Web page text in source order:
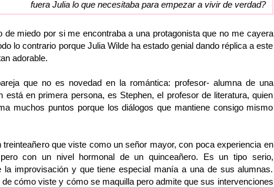
fuera Julia lo que necesitaba para empezar a vivir de verdad?
de miedo por si me encontraba a una protagonista que no me cayera
lo contrario porque Julia Wilde ha estado genial dando réplica a este
adorable.
que no es novedad en la romántica: profesor- alumna de una
está en primera persona, es Stephen, el profesor de literatura, quien
muchos puntos porque los diálogos que mantiene consigo mismo
treinteañero que viste como un señor mayor, con poca experiencia en
con un nivel hormonal de un quinceañero. Es un tipo serio,
la improvisación y que tiene especial manía a una de sus alumnas.
cómo viste y cómo se maquilla pero admite que sus intervenciones